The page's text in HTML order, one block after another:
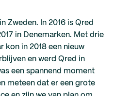
Zweden. In 2016 is Qred
in Denemarken. Met drie
kon in 2018 een nieuw
en werd Qred in
een spannend moment
meteen dat er een grote